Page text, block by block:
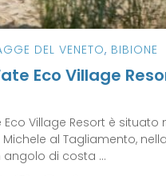
DEL VENETO, BIBIONE
Eco Village
Eco Village Resort è situato
al Tagliamento,
angolo di costa ...